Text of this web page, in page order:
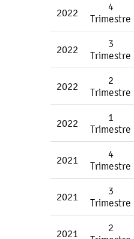
2022
4
Trimestre
2022
3
Trimestre
2022
2
Trimestre
2022
1
Trimestre
2021
4
Trimestre
2021
3
Trimestre
2021
2